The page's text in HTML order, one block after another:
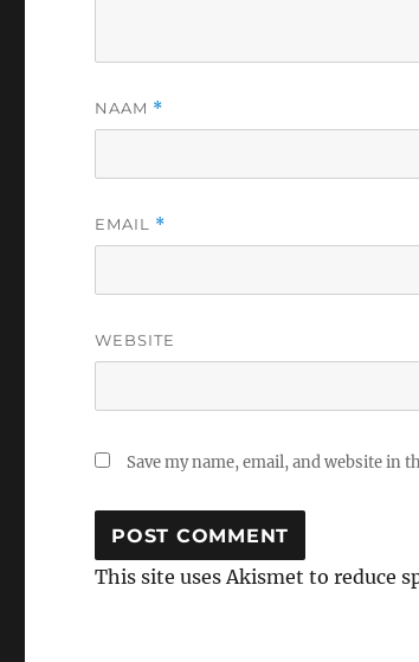
NAAM *
EMAIL *
WEBSITE
Save my name, email, and website
This site uses Akismet to reduce